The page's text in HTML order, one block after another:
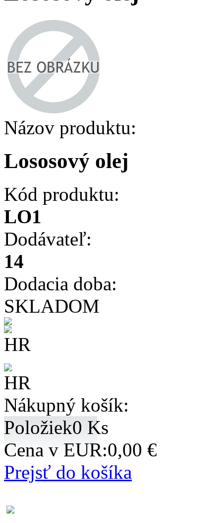
Názov produktu:
Lososový olej
Kód produktu:
LO1
Dodávateľ:
14
Dodacia doba:
SKLADOM
Nákupný košík:
Položiek0 Ks
Cena v EUR:0,00 €
Prejsť do košíka